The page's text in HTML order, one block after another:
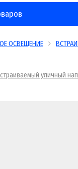
ОСВЕЩЕНИЕ
уличный